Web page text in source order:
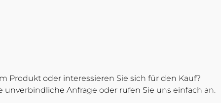
Produkt oder interessieren Sie sich für den Kauf?
unverbindliche Anfrage oder rufen Sie uns einfach an.